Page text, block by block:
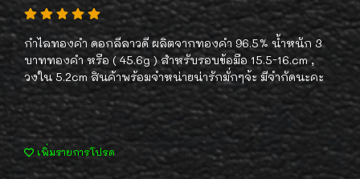
กำไลทองคำ ดอกลีลาวดี ผลิตจากทองคำ 96.5% น้ำหนัก 3
บาททองคำ หรือ ( 45.6g ) สำหรับรอบข้อมือ 15.5-16.cm ,
วงใน 5.2cm สินค้าพร้อมจำหน่ายน่ารักมั่กๆจ้ะ มีจำกัดนะคะ
เพิ่มรายการโปรด